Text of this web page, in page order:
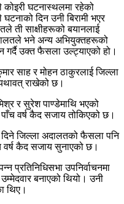
कोइरी घटनास्थलमा रहेको
दिन उनी बिरामी भएर
ती साक्षीहरूको बयानलाई
भने अन्य अभियुक्तहरूको
उक्त फैसला उल्ट्याएको हो।
साह र मोहन ठाकुरलाई जिल्ला
राखेको छ।
र सुरेश पाण्डेमाथि भएको
वर्ष कैद सजाय तोकिएको छ।
दिने जिल्ला अदालतको फैसला पनि
कैद सजाय सुनाएको छ।
प्रतिनिधिसभा उपनिर्वाचनमा
उम्मेदवार बनाएको थियो। उनी
थिए।